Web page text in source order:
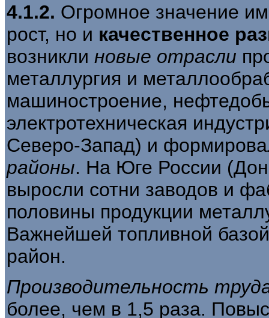
4.1.2. Огромное значение
рост, но и качественное
возникли новые отрасли
металлургия и
машиностроение,
электротехническая
Северо-Запад) и
районы. На Юге России
выросли сотни заводов и
половины продукции
Важнейшей топливной
район.
Производительность
более, чем в 1,5 раза.